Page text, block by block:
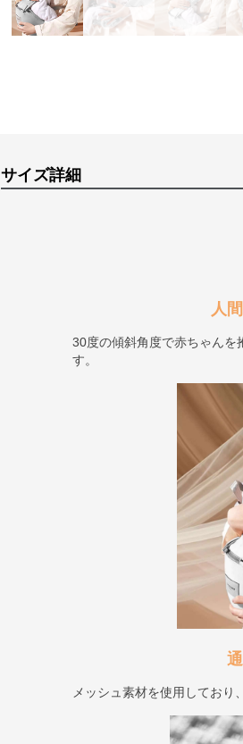
サイズ詳細
人
30度の傾斜角度で赤ちゃんを
す。
メッシュ素材を使用しており